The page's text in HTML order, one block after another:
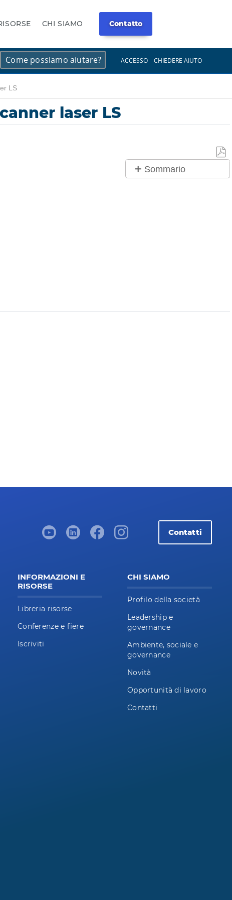
CHI SIAMO Contatto
ACCESSO CHIEDERE AIUTO
LS
laser LS
Sommario
Contatti
INFORMAZIONI E
RISORSE
Libreria risorse
Conferenze e fiere
Iscriviti
CHI SIAMO
Profilo della società
Leadership e
governance
Ambiente, sociale e
governance
Novità
Opportunità di lavoro
Contatti